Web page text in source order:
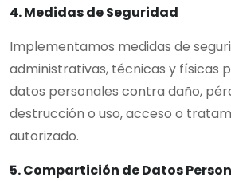
4. Medidas de Seguridad
Implementamos medidas de
administrativas, técnicas y físicas
datos personales contra daño,
destrucción o uso, acceso o
autorizado.
5. Compartición de Datos